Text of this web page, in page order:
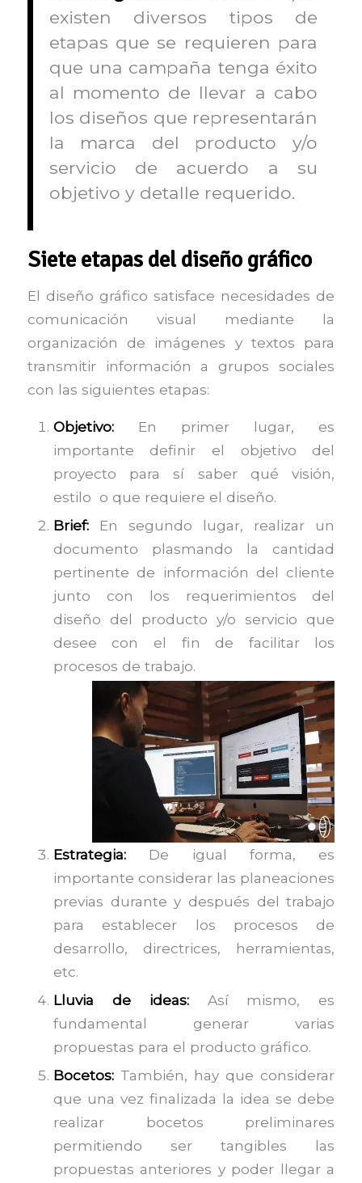
existen diversos tipos de
etapas que se requieren para
que una campaña tenga éxito
al momento de llevar a cabo
los diseños que representarán
la marca del producto y/o
servicio de acuerdo a su
objetivo y detalle requerido.
Siete etapas del diseño gráfico
El diseño gráfico satisface necesidades de
comunicación visual mediante la
organización de imágenes y textos para
transmitir información a grupos sociales
con las siguientes etapas:
Objetivo: En primer lugar, es
importante definir el objetivo del
proyecto para sí saber qué visión,
estilo o que requiere el diseño.
Brief: En segundo lugar, realizar un
documento plasmando la cantidad
pertinente de información del cliente
junto con los requerimientos del
diseño del producto y/o servicio que
desee con el fin de facilitar los
procesos de trabajo.
Estrategia: De igual forma, es
importante considerar las planeaciones
previas durante y después del trabajo
para establecer los procesos de
desarrollo, directrices, herramientas,
etc.
Lluvia de ideas: Así mismo, es
fundamental generar varias
propuestas para el producto gráfico.
Bocetos:También, hay que considerar
que una vez finalizada la idea se debe
realizar bocetos preliminares
permitiendo ser tangibles las
propuestas anteriores y poder llegar a